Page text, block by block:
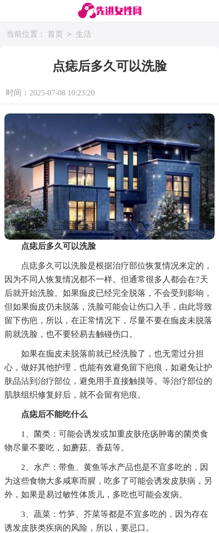
当前位置： 首页 > 生活
点痣后多久可以洗脸
时间：2025-07-08 10:23:20
点痣后多久可以洗脸
点痣多久可以洗脸是根据治疗部位恢复情况来定的，
因为不同人恢复情况都不一样。但通常很多人都会在7天
后就开始洗脸。如果痂皮已经完全脱落，不会受到影响，
但如果痂皮仍未脱落，洗脸可能会让伤口入手，由此导致
留下伤疤，所以，在正常情况下，尽量不要在痂皮未脱落
前就洗脸，也不要轻易去触碰伤口。
如果在痂皮未脱落前就已经洗脸了，也无需过分担
心，做好其他护理，也能有效避免留下疤痕，如避免让护
肤品沾到治疗部位，避免用手直接触摸等。等治疗部位的
肌肤组织修复好后，就不会留有疤痕。
点痣后不能吃什么
1、菌类：可能会诱发或加重皮肤疮疡肿毒的菌类食
物尽量不要吃，如蘑菇、香菇等。
2、水产：带鱼、黄鱼等水产品也是不宜多吃的，因
为这些食物大多咸寒而腥，吃多了可能会诱发皮肤病，另
外，如果是易过敏性体质儿，多吃也可能会发病。
3、蔬菜：竹笋、芥菜等都是不宜多吃的，因为存在
诱发皮肤类疾病的风险，所以，要忌口。